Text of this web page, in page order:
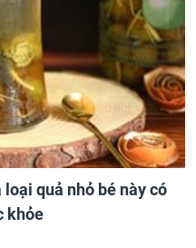
quả nhỏ bé này có
khỏe